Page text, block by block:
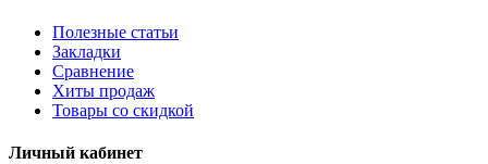
Полезные статьи
Закладки
Сравнение
Хиты продаж
Товары со скидкой
Личный кабинет